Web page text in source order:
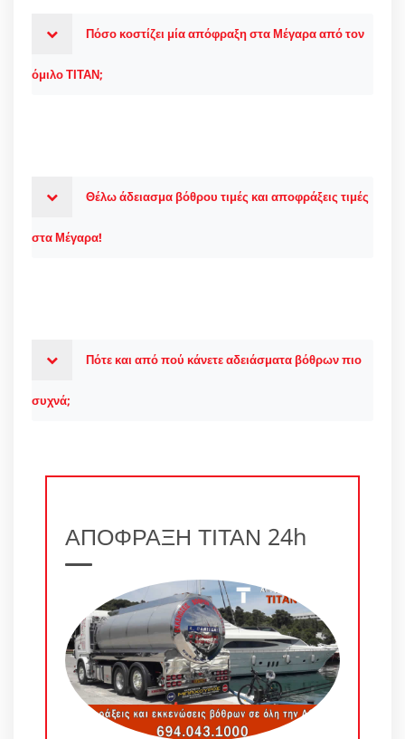
Πόσο κοστίζει μία απόφραξη στα Μέγαρα από τον
όμιλο ΤΙΤΑΝ;
Θέλω άδειασμα βόθρου τιμές και αποφράξεις τιμές
στα Μέγαρα!
Πότε και από πού κάνετε αδειάσματα βόθρων πιο
συχνά;
ΑΠΟΦΡΑΞΗ ΤΙΤΑΝ 24h